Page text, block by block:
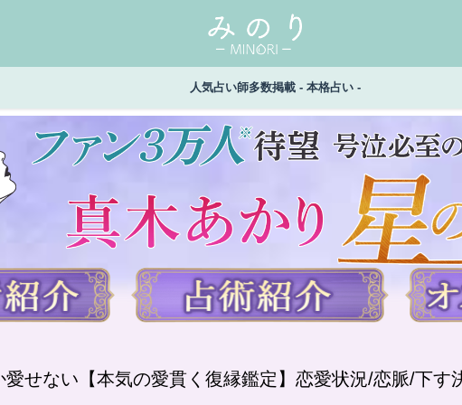
人気占い師多数掲載 - 本格占い -
愛せない【本気の愛貫く復縁鑑定】恋愛状況/恋脈/下す